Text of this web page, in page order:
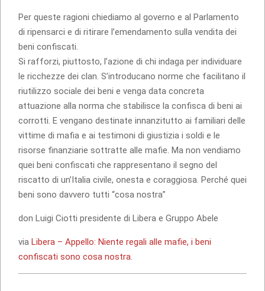
Per queste ragioni chiediamo al governo e al Parlamento
di ripensarci e di ritirare l’emendamento sulla vendita dei
beni confiscati.
Si rafforzi, piuttosto, l’azione di chi indaga per individuare
le ricchezze dei clan. S’introducano norme che facilitano il
riutilizzo sociale dei beni e venga data concreta
attuazione alla norma che stabilisce la confisca di beni ai
corrotti. E vengano destinate innanzitutto ai familiari delle
vittime di mafia e ai testimoni di giustizia i soldi e le
risorse finanziarie sottratte alle mafie. Ma non vendiamo
quei beni confiscati che rappresentano il segno del
riscatto di un’Italia civile, onesta e coraggiosa. Perché quei
beni sono davvero tutti “cosa nostra”
don Luigi Ciotti presidente di Libera e Gruppo Abele
via Libera – Appello: Niente regali alle mafie, i beni
confiscati sono cosa nostra